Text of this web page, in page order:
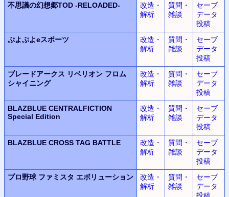
不思議の幻想郷TOD -RELOADED-
改造・
解析
質問・
雑談
セーブ
データ
投稿
ぷよぷよeスポーツ
改造・
解析
質問・
雑談
セーブ
データ
投稿
ブレードアークス リベリオン フロム
シャイニング
改造・
解析
質問・
雑談
セーブ
データ
投稿
BLAZBLUE CENTRALFICTION
Special Edition
改造・
解析
質問・
雑談
セーブ
データ
投稿
BLAZBLUE CROSS TAG BATTLE
改造・
解析
質問・
雑談
セーブ
データ
投稿
プロ野球 ファミスタ エボリューション
改造・
解析
質問・
雑談
セーブ
データ
投稿